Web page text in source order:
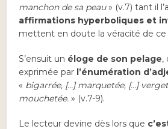
manchon de sa peau» (v.7) tant il
affirmations hyperboliques et
mettent en doute la véracité de ce
S’ensuit un éloge de son pelage,
exprimée par l’énumération
« bigarrée, […] marquetée, […]
mouchetée.» (v.7-9).
Le lecteur devine dès lors que